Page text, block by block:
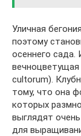
Уличная
поэтому
осеннего сада.
вечноцветущая
cultorum).
тому, что она
которых
выглядят
для